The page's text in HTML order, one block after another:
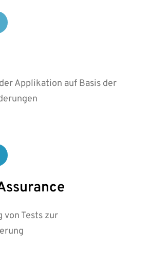
Applikation auf Basis der
von Tests zur